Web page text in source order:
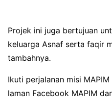
Projek ini juga bertujuan
keluarga Asnaf serta faqir
tambahnya.
Ikuti perjalanan misi
laman Facebook MAPIM